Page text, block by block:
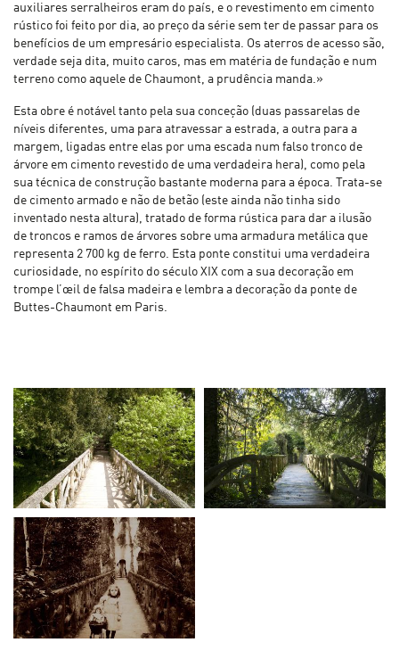
auxiliares serralheiros eram do país, e o revestimento em cimento
rústico foi feito por dia, ao preço da série sem ter de passar para os
benefícios de um empresário especialista. Os aterros de acesso são,
verdade seja dita, muito caros, mas em matéria de fundação e num
terreno como aquele de Chaumont, a prudência manda.»
Esta obre é notável tanto pela sua conceção (duas passarelas de
níveis diferentes, uma para atravessar a estrada, a outra para a
margem, ligadas entre elas por uma escada num falso tronco de
árvore em cimento revestido de uma verdadeira hera), como pela
sua técnica de construção bastante moderna para a época. Trata-se
de cimento armado e não de betão (este ainda não tinha sido
inventado nesta altura), tratado de forma rústica para dar a ilusão
de troncos e ramos de árvores sobre uma armadura metálica que
representa 2 700 kg de ferro. Esta ponte constitui uma verdadeira
curiosidade, no espírito do século XIX com a sua decoração em
trompe l’œil de falsa madeira e lembra a decoração da ponte de
Buttes-Chaumont em Paris.